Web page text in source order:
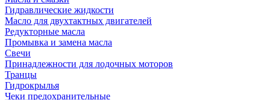
Гидравлические жидкости
Масло для двухтактных двигателей
Редукторные масла
Промывка и замена масла
Свечи
Принадлежности для лодочных моторов
Транцы
Гидрокрылья
Чеки предохранительные